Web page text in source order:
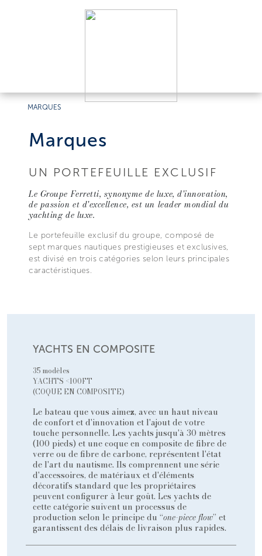
MARQUES
Marques
UN PORTEFEUILLE EXCLUSIF
Le Groupe Ferretti, synonyme de luxe, d'innovation,
de passion et d'excellence, est un leader mondial du
yachting de luxe.
Le portefeuille exclusif du groupe, composé de
sept marques nautiques prestigieuses et exclusives,
est divisé en trois catégories selon leurs principales
caractéristiques.
YACHTS EN COMPOSITE
35 modèles
YACHTS <100FT
(COQUE EN COMPOSITE)
Le bateau que vous aimez, avec un haut niveau
de confort et d'innovation et l'ajout de votre
touche personnelle. Les yachts jusqu'à 30 mètres
(100 pieds) et une coque en composite de fibre de
verre ou de fibre de carbone, représentent l'état
de l'art du nautisme. Ils comprennent une série
d'accessoires, de matériaux et d'éléments
décoratifs standard que les propriétaires
peuvent configurer à leur goût. Les yachts de
cette catégorie suivent un processus de
production selon le principe du “one-piece flow” et
garantissent des délais de livraison plus rapides.